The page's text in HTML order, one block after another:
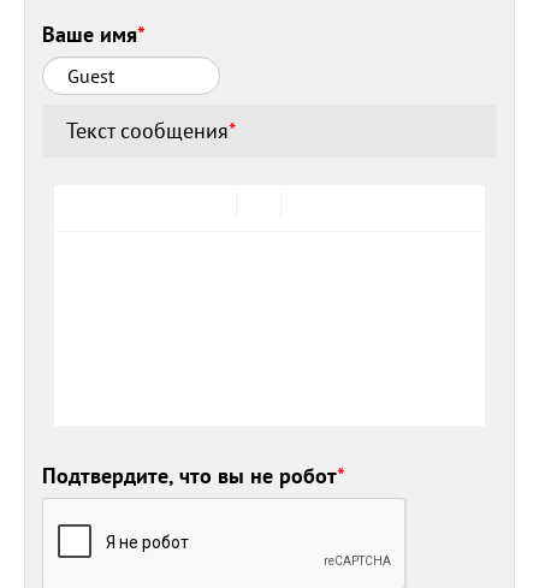
Ваше имя*
Текст сообщения*
Подтвердите, что вы не робот*